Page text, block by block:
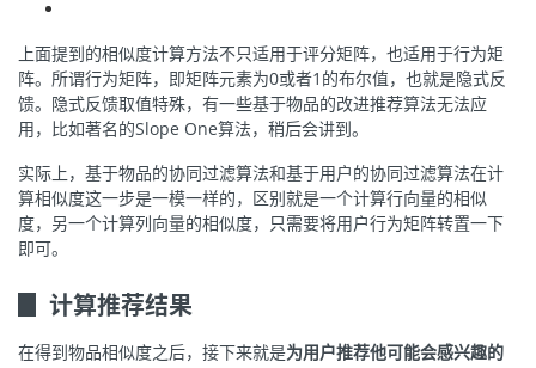
上面提到的相似度计算方法不只适用于评分矩阵，也适用于行为矩
阵。所谓行为矩阵，即矩阵元素为0或者1的布尔值，也就是隐式反
馈。隐式反馈取值特殊，有一些基于物品的改进推荐算法无法应
用，比如著名的Slope One算法，稍后会讲到。
实际上，基于物品的协同过滤算法和基于用户的协同过滤算法在计
算相似度这一步是一模一样的，区别就是一个计算行向量的相似
度，另一个计算列向量的相似度，只需要将用户行为矩阵转置一下
即可。
▊ 计算推荐结果
在得到物品相似度之后，接下来就是为用户推荐他可能会感兴趣的